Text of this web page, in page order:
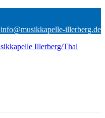
info@musikkapelle-illerberg.de